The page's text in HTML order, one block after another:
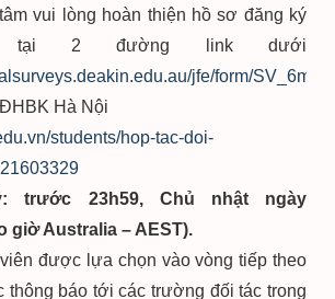
vui lòng hoàn thiện hồ sơ đăng ký
tại 2 đường link dưới
jfe/form/
Hà Nội
students/hop-tac-doi-
trước 23h59, Chủ nhật ngày
giờ Australia – AEST).
được lựa chọn vào vòng tiếp theo
báo tới các trường đối tác trong